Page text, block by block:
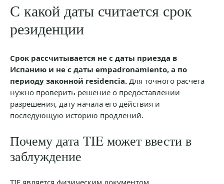
С какой даты считается срок
резиденции
Срок рассчитывается не с даты приезда в
Испанию и не с даты empadronamiento, а по
периоду законной residencia. Для точного расчета
нужно проверить решение о предоставлении
разрешения, дату начала его действия и
последующую историю продлений.
Почему дата TIE может ввести в
заблуждение